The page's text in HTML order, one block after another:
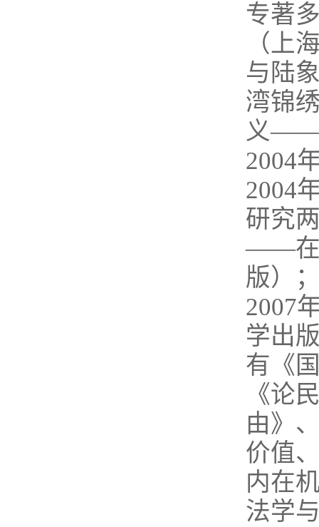
专著
（上
与陆
湾锦
义——
2004
2004
研究
——在
版）
2007
学出
有《
《论
由》
价值
内在
法学